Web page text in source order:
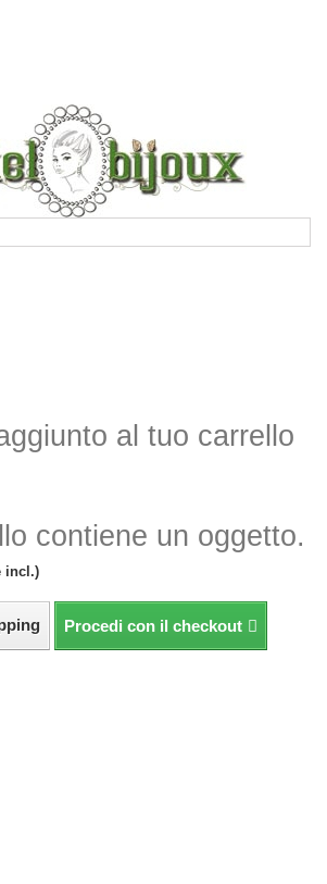
al tuo carrello
contiene un oggetto.
incl.)
Procedi con il checkout